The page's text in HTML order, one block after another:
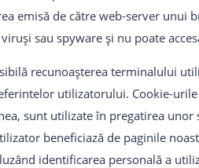
emisă de către web-server unui
sau spyware și nu poate
recunoașterea terminalului
utilizatorului. Cookie-
sunt utilizate în pregatirea
beneficiază de paginile
identificarea personală a